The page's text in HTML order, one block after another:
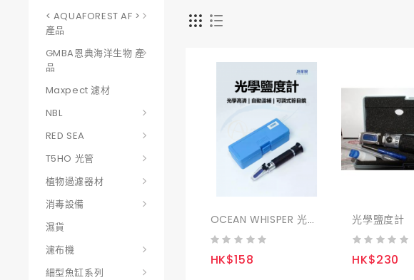
< AQUAFOREST AF >
產品
GMBA恩典海洋生物 產
品
Maxpect 濾材
NBL
RED SEA
T5HO 光管
植物過濾器材
消毒設備
濕貨
濾布機
細型魚缸系列
OCEAN WHISPER 光學鹽度計
HK$158
光學鹽度計
HK$230